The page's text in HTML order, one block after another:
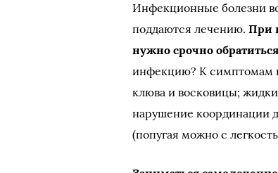
Инфекционные болезни
поддаются лечению.При
нужно срочно
инфекцию? К симптомам
клюва и восковицы;
нарушение координации
(попугая можно с